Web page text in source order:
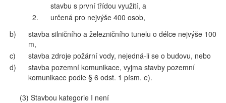
stavbu s první třídou využití, a
2.
určená pro nejvýše 400 osob,
b)
stavba silničního a železničního tunelu o délce nejvýše 100
m,
c)
stavba zdroje požární vody, nejedná-li se o budovu, nebo
d)
stavba pozemní komunikace, vyjma stavby pozemní
komunikace podle § 6 odst. 1 písm. e).
(3) Stavbou kategorie I není